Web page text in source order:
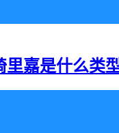
里嘉是什么类